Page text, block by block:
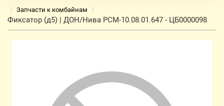
Запчасти к комбайнам
Фиксатор (д5) | ДОН/Нива РСМ-10.08.01.647 - ЦБ0000098